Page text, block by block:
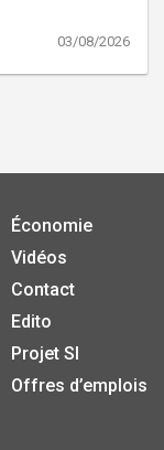
03/08/2026
Économie
Vidéos
Contact
Edito
Projet SI
Offres d’emplois